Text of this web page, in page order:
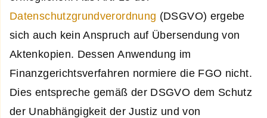
Datenschutzgrundverordnung (DSGVO) ergebe
sich auch kein Anspruch auf Übersendung von
Aktenkopien. Dessen Anwendung im
Finanzgerichtsverfahren normiere die FGO nicht.
Dies entspreche gemäß der DSGVO dem Schutz
der Unabhängigkeit der Justiz und von